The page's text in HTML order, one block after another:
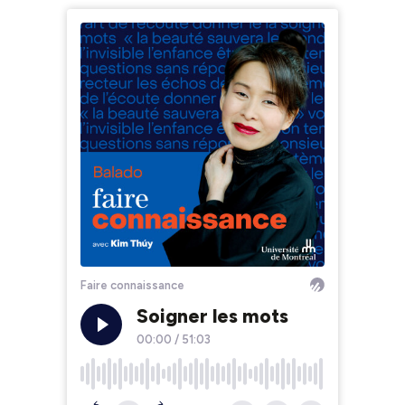
Faire connaissance
Soigner les mots
00:00 / 51:03